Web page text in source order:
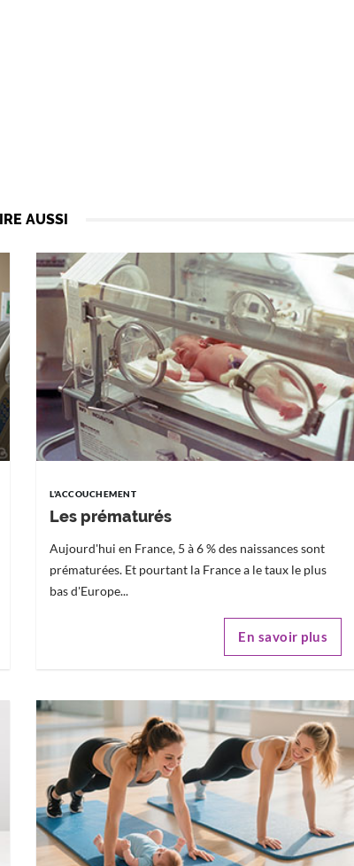
AUSSI
L'ACCOUCHEMENT
Les prématurés
Aujourd'hui en France, 5 à 6 % des naissances sont
prématurées. Et pourtant la France a le taux le plus
bas d'Europe...
En savoir plus